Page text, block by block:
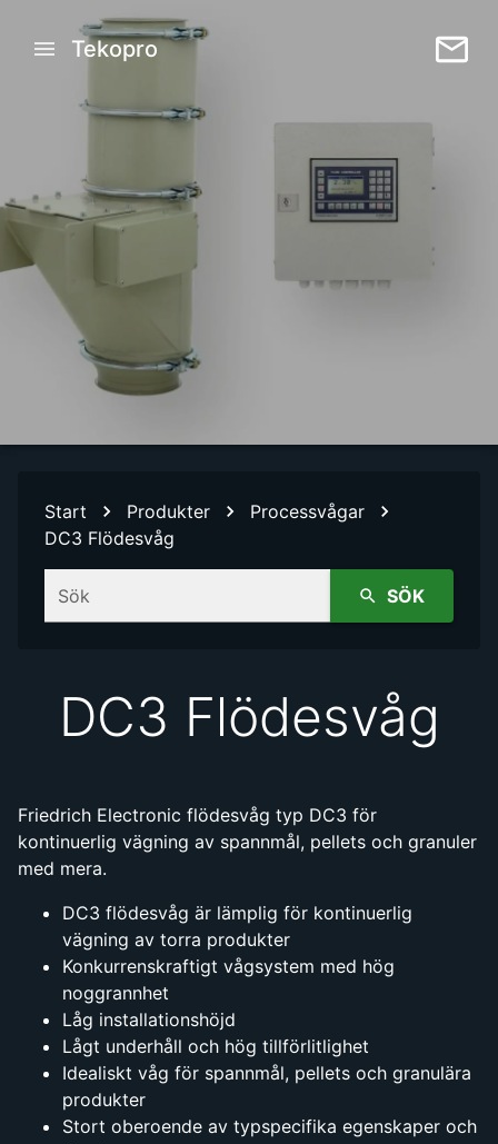
Tekopro
Start Produkter
Processvågar
DC3 Flödesvåg
Sök SÖK
DC3 Flödesvåg
Friedrich Electronic flödesvåg typ DC3 för
kontinuerlig vägning av spannmål, pellets och granuler
med mera.
DC3 flödesvåg är lämplig för kontinuerlig
vägning av torra produkter
Konkurrenskraftigt vågsystem med hög
noggrannhet
Låg installationshöjd
Lågt underhåll och hög tillförlitlighet
Idealiskt våg för spannmål, pellets och granulära
produkter
Stort oberoende av typspecifika egenskaper och